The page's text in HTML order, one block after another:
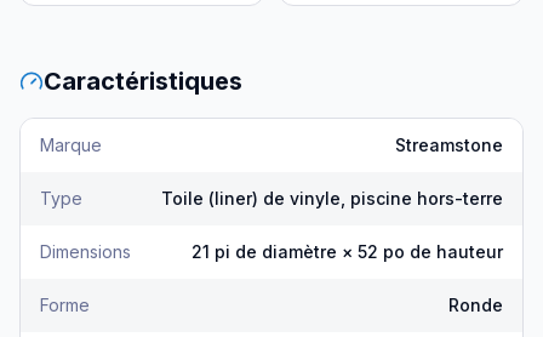
Caractéristiques
Marque Streamstone
Type Toile (liner) de vinyle, piscine hors-terre
Dimensions 21 pi de diamètre × 52 po de hauteur
Forme Ronde